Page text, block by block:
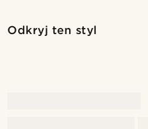
Odkryj ten styl